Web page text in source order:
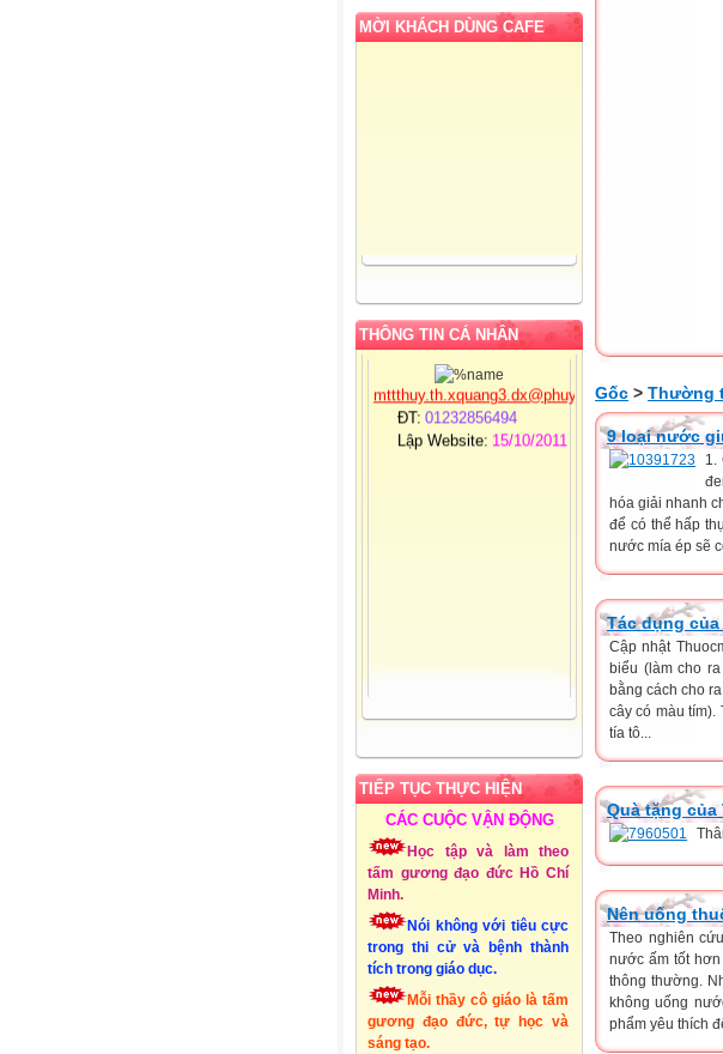
MỜI KHÁCH DÙNG CAFE
THÔNG TIN CÁ NHÂN
Chuyên môn: Lớp 1
Liên hệ Email:
mttthuy.th.xquang3.dx@phuyen.edu.vn.
01232856494
Lập Website: 15/10/2011
TIẾP TỤC THỰC HIỆN
CÁC CUỘC VẬN ĐỘNG
Học tập và làm theo
tấm gương đạo đức Hồ Chí
Minh.
Nói không với tiêu cực
trong thi cử và bệnh thành
tích trong giáo dục.
Mỗi thầy cô giáo là tấm
gương đạo đức, tự học và
sáng tạo.
Gốc > Thường
9 loại nước
1.
hóa giải nhanh
để có thể hấp
nước mía ép sẽ
Tác dụng
Cập nhật
biểu (làm cho
bằng cách cho
cây có màu tím).
tía tô...
Quà tặng của
Nên uống
Theo nghiên
nước ấm tốt
thông thường.
không uống
phẩm yêu thích